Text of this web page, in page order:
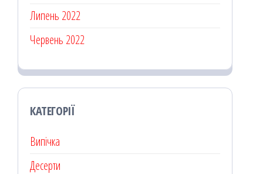
Липень 2022
Червень 2022
КАТЕГОРІЇ
Випічка
Десерти